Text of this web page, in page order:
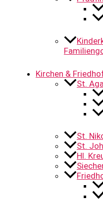
Kirchen &
St.
St.
St.
Hl.